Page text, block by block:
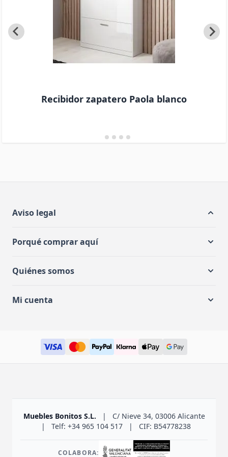
funcional y atractivo.
Recibidor zapatero Paola blanco
Aviso legal
Porqué comprar aquí
Quiénes somos
Mi cuenta
Muebles Bonitos S.L. |
C/ Nieve 34, 03006 Alicante
|
Telf: +34 965 104 517 | CIF: B54778238
COLABORA: